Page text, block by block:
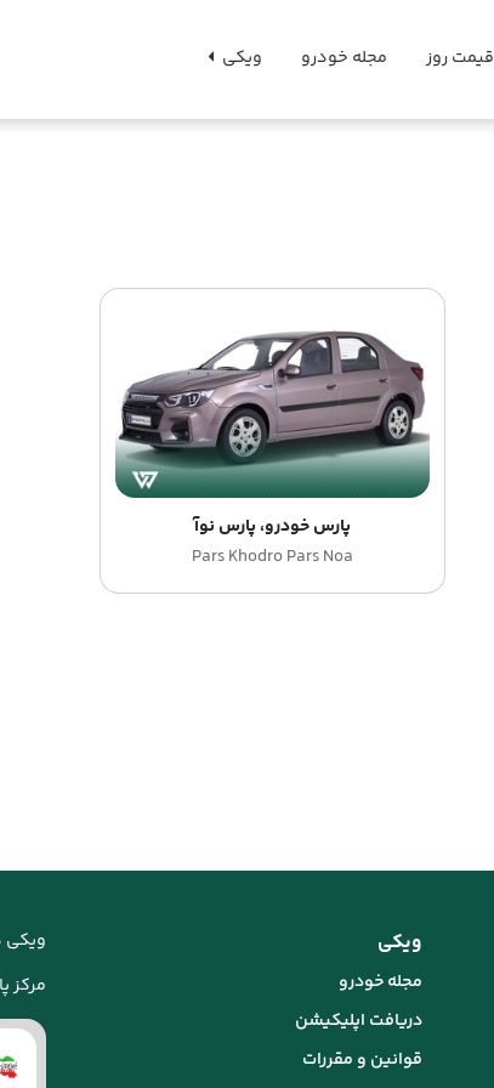
قیمت روز مجله خودرو ویکی
پارس خودرو، پارس نوآ
Pars Khodro Pars Noa
ویکی
مجله خودرو
دریافت اپلیکیشن
قوانین و مقررات
ویکی
مرکز